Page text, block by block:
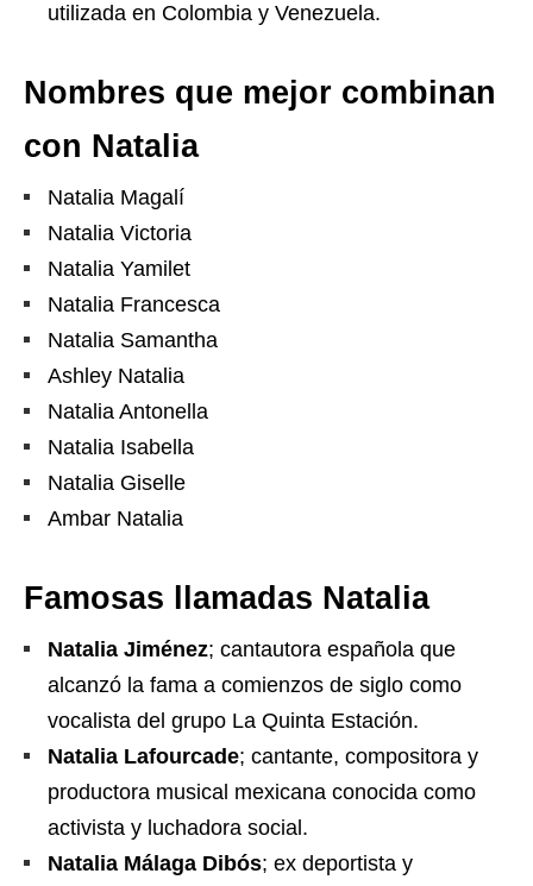
utilizada en Colombia y Venezuela.
Nombres que mejor combinan
con Natalia
Natalia Magalí
Natalia Victoria
Natalia Yamilet
Natalia Francesca
Natalia Samantha
Ashley Natalia
Natalia Antonella
Natalia Isabella
Natalia Giselle
Ambar Natalia
Famosas llamadas Natalia
Natalia Jiménez;​ cantautora española que
alcanzó la fama a comienzos de siglo como
vocalista del grupo La Quinta Estación.
Natalia Lafourcade; cantante, compositora y
productora musical mexicana conocida como
activista y luchadora social.
Natalia Málaga Dibós; ex deportista y